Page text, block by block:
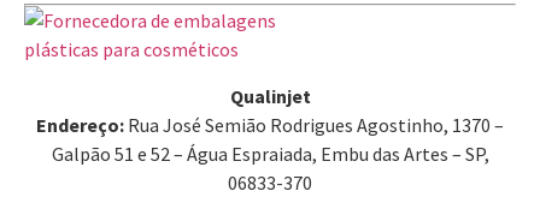
Qualinjet
Endereço: Rua José Semião Rodrigues Agostinho, 1370 –
Galpão 51 e 52 – Água Espraiada, Embu das Artes – SP,
06833-370